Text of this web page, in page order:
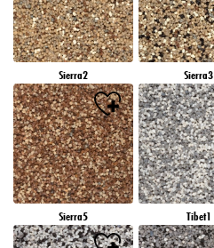
Sierra2 Sierra3
Sierra5 Tibet1